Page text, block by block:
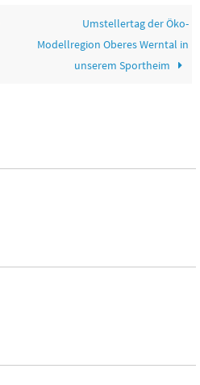
Umstellertag der Öko-
Modellregion Oberes Werntal in
unserem Sportheim